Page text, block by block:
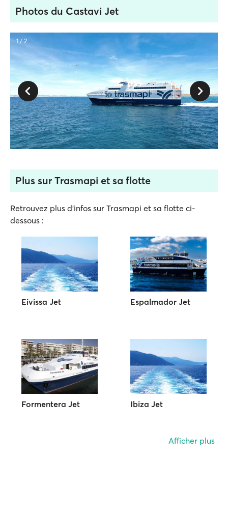
Photos du Castavi Jet
1 / 2
Plus sur Trasmapi et sa flotte
Retrouvez plus d'infos sur Trasmapi et sa flotte ci-
dessous :
Eivissa Jet Espalmador Jet
Formentera Jet Ibiza Jet
Afficher plus